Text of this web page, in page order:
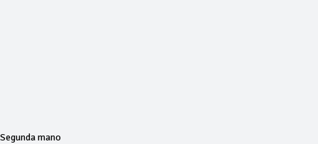
Segunda mano